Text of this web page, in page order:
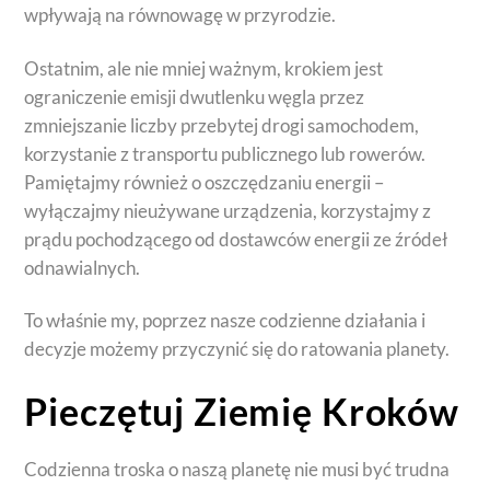
wpływają na równowagę w przyrodzie.
Ostatnim, ale nie mniej ważnym, krokiem jest
ograniczenie emisji dwutlenku węgla przez
zmniejszanie liczby przebytej drogi samochodem,
korzystanie z transportu publicznego lub rowerów.
Pamiętajmy również o oszczędzaniu energii –
wyłączajmy nieużywane urządzenia, korzystajmy z
prądu pochodzącego od dostawców energii ze źródeł
odnawialnych.
To właśnie my, poprzez nasze codzienne działania i
decyzje możemy przyczynić się do ratowania planety.
Pieczętuj Ziemię Kroków
Codzienna troska o naszą planetę nie musi być trudna